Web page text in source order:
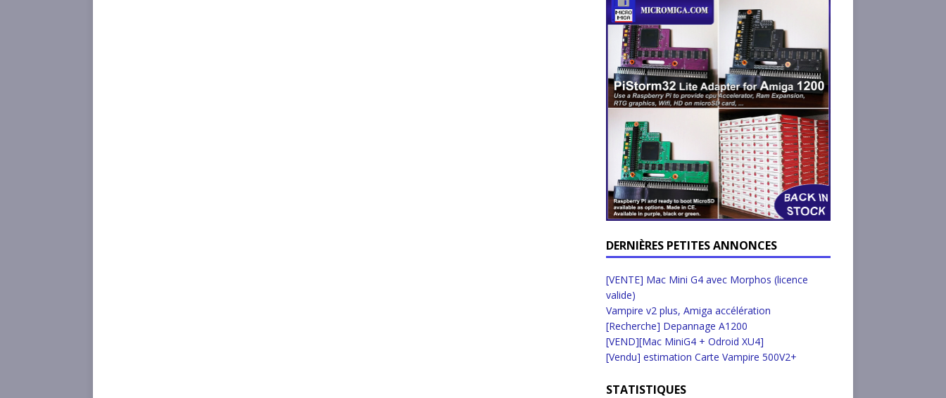
DERNIÈRES PETITES ANNONCES
[VENTE] Mac Mini G4 avec Morphos (licence
valide)
Vampire v2 plus, Amiga accélération
[Recherche] Depannage A1200
[VEND][Mac MiniG4 + Odroid XU4]
[Vendu] estimation Carte Vampire 500V2+
STATISTIQUES